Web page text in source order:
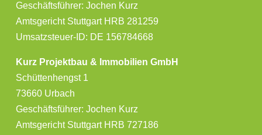
Geschäftsführer: Jochen Kurz
Amtsgericht Stuttgart HRB 281259
Umsatzsteuer-ID: DE 156784668
Kurz Projektbau & Immobilien GmbH
Schüttenhengst 1
73660 Urbach
Geschäftsführer: Jochen Kurz
Amtsgericht Stuttgart HRB 727186